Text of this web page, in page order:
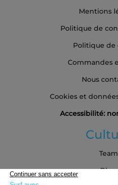
Mentions
Politique de
Politique de
Commandes
Nous
Cookies et
Accessibilité:
Team
Blog